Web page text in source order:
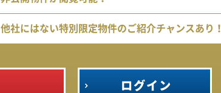
他社にはない特別限定物件のご紹介チャンスあり！
ログイン